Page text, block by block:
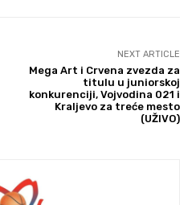
NEXT ARTICLE
Mega Art i Crvena zvezda za
titulu u juniorskoj
konkurenciji, Vojvodina 021 i
Kraljevo za treće mesto
(UŽIVO)